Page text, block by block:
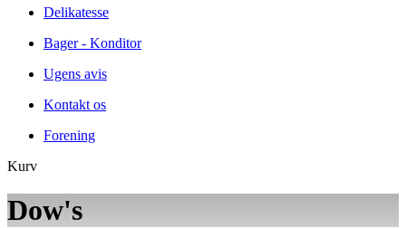
Delikatesse
Bager - Konditor
Ugens avis
Kontakt os
Forening
Kurv
Dow's